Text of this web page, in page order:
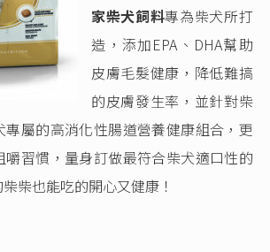
家柴犬飼料專為柴犬所打
造，添加EPA、DHA幫助
皮膚毛髮健康，降低難搞
的皮膚發生率，並針對柴
專屬的高消化性腸道營養健康組合，更
嚼習慣，量身訂做最符合柴犬適口性的
柴也能吃的開心又健康！